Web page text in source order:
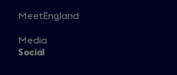
new
in
new
window
MeetEngland
in
a
Media
Opens
Social